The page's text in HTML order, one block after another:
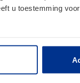
u toestemming
op jouw
graag met